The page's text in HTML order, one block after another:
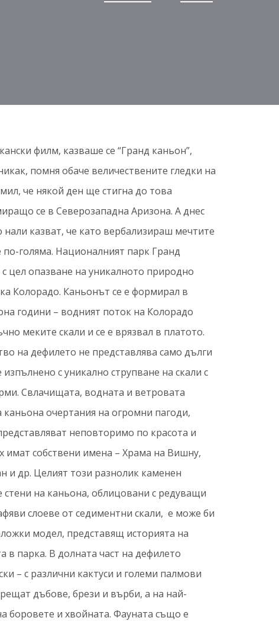
филм, казваше се “Гранд каньон”,
помня обаче величествените гледки на
че някой ден ще стигна до това
се в Северозападна Аризона. А днес
казват, че като вербализираш мечтите
по-голяма. Националният парк Гранд
с цел опазване на уникалното природно
Колорадо. Каньонът се е формирал в
години – водният поток на Колорадо
меките скали и се е врязвал в платото.
на дефилето не представлява само дълги
с уникално струпване на скали с
Свлачищата, водната и ветровата
каньона очертания на огромни пагоди,
неповторимо по красота и
имат собствени имена – Храма на Вишну,
др. Целият този разнолик каменен
стени на каньона, облицовани с редуващи
слоеве от седиментни скали, е може би
модел, представящ историята на
в парка. В долната част на дефилето
– с различни кактуси и големи палмови
дъбове, брези и върби, а на най-
боровете и хвойната. Фауната също е